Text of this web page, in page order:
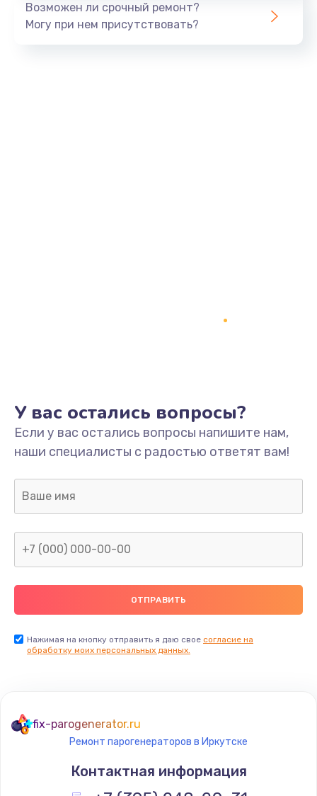
820 руб.
Ремонт кнопки
550 руб.
Заказать
370 руб.
Заказать
Замена датчиков
580 руб.
Заказать
Комплексная чистка
Замена дисплея (экрана)
Заказать
Возможен ли срочный ремонт?
Могу при нем присутствовать?
У вас остались вопросы?
Если у вас остались вопросы напишите нам,
наши специалисты с радостью ответят вам!
Нажимая на кнопку отправить я даю свое согласие на
обработку моих персональных данных.
fix-parogenerator.ru
Ремонт парогенераторов в Иркутске
Контактная информация